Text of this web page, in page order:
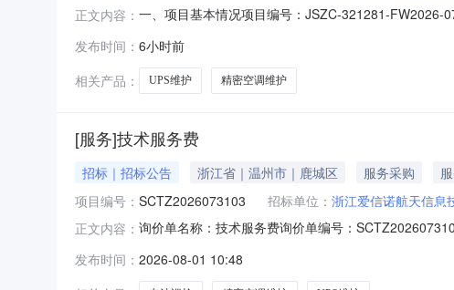
正文内容： 一、项目基本情况项目编号：JSZC-321281-FW2026-
发布时间： 6小时前
相关产品：
UPS维护 精密空调维护
[服务]技术服务费
招标｜招标公告 浙江省｜温州市｜鹿城区 服务采购
项目编号： SCTZ2026073103 招标单位： 浙江爱信诺航天信息
正文内容： 询价单名称：技术服务费询价单编号：
江爱信诺航天信息技术有限公司温州分公司采购类型:
价价格类型:收货地址:温州序号服务名称服务分类服务
发布时间： 2026-08-01 10:48